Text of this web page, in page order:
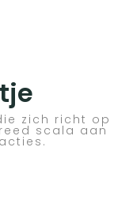
zich richt op
scala aan